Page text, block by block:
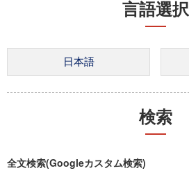
言語選択
検索
全文検索(Googleカスタム検索)